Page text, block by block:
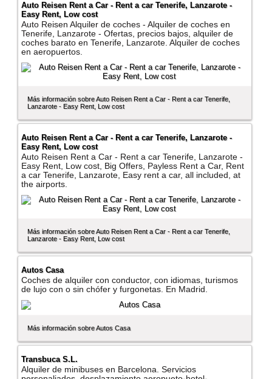
Auto Reisen Rent a Car - Rent a car Tenerife, Lanzarote -
Easy Rent, Low cost
Auto Reisen Alquiler de coches - Alquiler de coches en
Tenerife, Lanzarote - Ofertas, precios bajos, alquiler de
coches barato en Tenerife, Lanzarote. Alquiler de coches
en aeropuertos.
Más información sobre Auto Reisen Rent a Car - Rent a car Tenerife,
Lanzarote - Easy Rent, Low cost
Auto Reisen Rent a Car - Rent a car Tenerife, Lanzarote -
Easy Rent, Low cost
Auto Reisen Rent a Car - Rent a car Tenerife, Lanzarote -
Easy Rent, Low cost, Big Offers, Payless Rent a Car, Rent
a car Tenerife, Lanzarote, Easy rent a car, all included, at
the airports.
Más información sobre Auto Reisen Rent a Car - Rent a car Tenerife,
Lanzarote - Easy Rent, Low cost
Autos Casa
Coches de alquiler con conductor, con idiomas, turismos
de lujo con o sin chófer y furgonetas. En Madrid.
Más información sobre Autos Casa
Transbuca S.L.
Alquiler de minibuses en Barcelona. Servicios